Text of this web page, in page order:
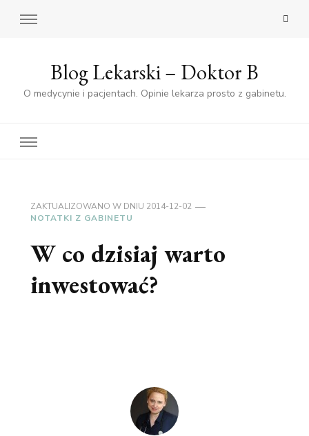
Blog Lekarski – Doktor B
O medycynie i pacjentach. Opinie lekarza prosto z gabinetu.
ZAKTUALIZOWANO W DNIU 2014-12-02
NOTATKI Z GABINETU
W co dzisiaj warto
inwestować?